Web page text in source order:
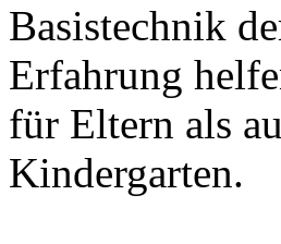
Basistechnik
Erfahrung
für Eltern als
Kindergarten.